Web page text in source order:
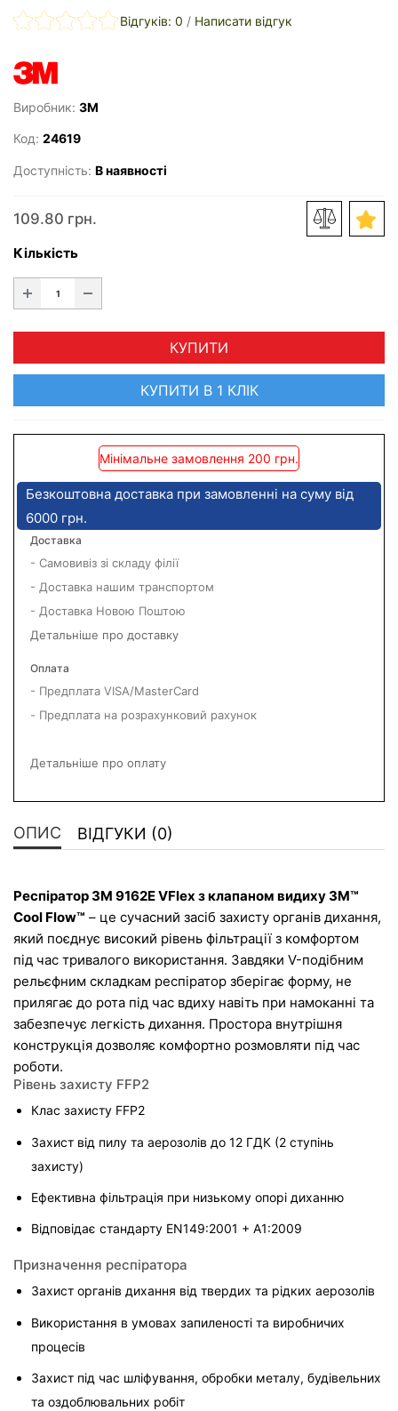
Відгуків: 0 / Написати відгук
Виробник: 3M
Код: 24619
Доступність: В наявності
109.80 грн.
Кількість
КУПИТИ
КУПИТИ В 1 КЛІК
Мінімальне замовлення 200 грн.
Безкоштовна доставка при замовленні на суму від
6000 грн.
Доставка
- Самовивіз зі складу філії
- Доставка нашим транспортом
- Доставка Новою Поштою
Детальніше про доставку
Оплата
- Предплата VISA/MasterCard
- Предплата на розрахунковий рахунок
Детальніше про оплату
ОПИС ВІДГУКИ (0)
Респіратор 3M 9162E VFlex з клапаном видиху 3M™
Cool Flow™ – це сучасний засіб захисту органів дихання,
який поєднує високий рівень фільтрації з комфортом
під час тривалого використання. Завдяки V-подібним
рельєфним складкам респіратор зберігає форму, не
прилягає до рота під час вдиху навіть при намоканні та
забезпечує легкість дихання. Простора внутрішня
конструкція дозволяє комфортно розмовляти під час
роботи.
Рівень захисту FFP2
Клас захисту FFP2
Захист від пилу та аерозолів до 12 ГДК (2 ступінь
захисту)
Ефективна фільтрація при низькому опорі диханню
Відповідає стандарту EN149:2001 + A1:2009
Призначення респіратора
Захист органів дихання від твердих та рідких аерозолів
Використання в умовах запиленості та виробничих
процесів
Захист під час шліфування, обробки металу, будівельних
та оздоблювальних робіт